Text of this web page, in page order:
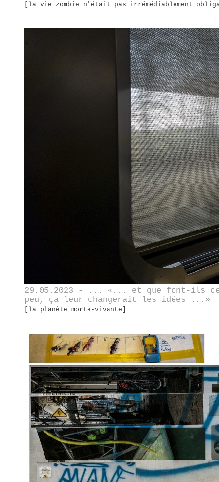
[la vie zombie n'était pas irrémédiablement
29.05.2023 - ... «... et que font-ils ces
peu, ça leur changerait les idées ...»
[la planète morte-vivante]